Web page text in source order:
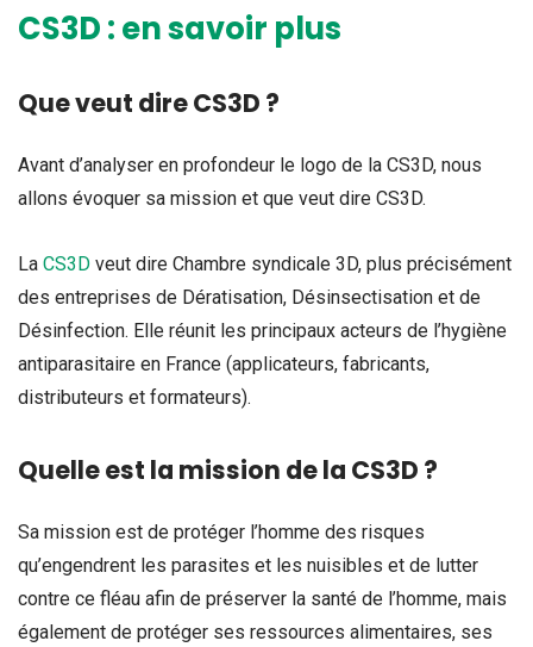
CS3D : en savoir plus
Que veut dire CS3D ?
Avant d’analyser en profondeur le logo de la CS3D, nous
allons évoquer sa mission et que veut dire CS3D.
La CS3D veut dire Chambre syndicale 3D, plus précisément
des entreprises de Dératisation, Désinsectisation et de
Désinfection. Elle réunit les principaux acteurs de l’hygiène
antiparasitaire en France (applicateurs, fabricants,
distributeurs et formateurs).
Quelle est la mission de la CS3D ?
Sa mission est de protéger l’homme des risques
qu’engendrent les parasites et les nuisibles et de lutter
contre ce fléau afin de préserver la santé de l’homme, mais
également de protéger ses ressources alimentaires, ses